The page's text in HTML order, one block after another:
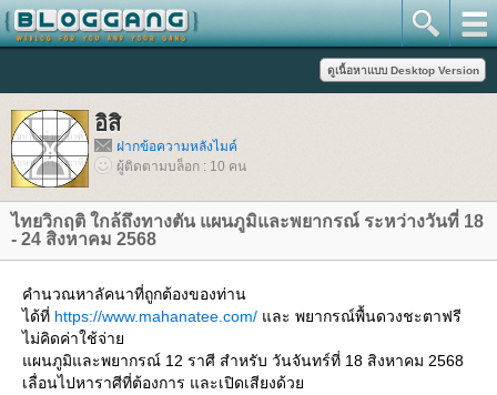
อิสิ
ฝากข้อความหลังไมค์
ผู้ติดตามบล็อก : 10 คน
ไทยวิกฤติ ใกล้ถึงทางตัน แผนภูมิและพยากรณ์ ระหว่างวันที่ 18
- 24 สิงหาคม 2568
คำนวณหาลัคนาที่ถูกต้องของท่าน
ได้ที่ https://www.mahanatee.com/ ละ พยากรณ์พื้นดวงชะตาฟรี
ไม่คิดค่าใช้จ่า
ผนภูมิและพยากรณ์ 12 ราศี สำหรับ วันจันทร์ที่ 18 สิงหาคม 2568
เลื่อนไปหาราศีที่ต้องการ และเปิดเสียงด้ว